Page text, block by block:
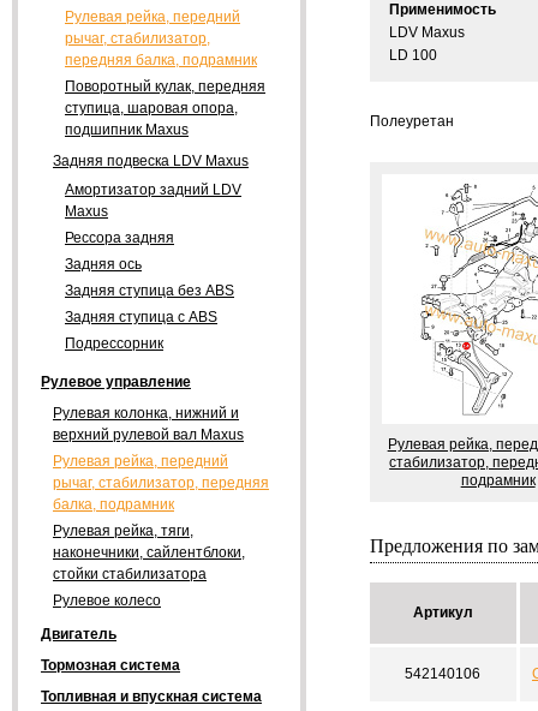
Применимость
LDV Maxus
LD 100
Полеуретан
Рулевая рейка,
стабилизатор,
подрамник
Предложения по
Артикул
542140106
Рулевая рейка, передний
рычаг, стабилизатор,
передняя балка, подрамник
Поворотный кулак, передняя
ступица, шаровая опора,
подшипник Maxus
Задняя подвеска LDV Maxus
Амортизатор задний LDV
Maxus
Рессора задняя
Задняя ось
Задняя ступица без ABS
Задняя ступица с ABS
Подрессорник
Рулевое управление
Рулевая колонка, нижний и
верхний рулевой вал Maxus
Рулевая рейка, передний
рычаг, стабилизатор, передняя
балка, подрамник
Рулевая рейка, тяги,
наконечники, сайлентблоки,
стойки стабилизатора
Рулевое колесо
Двигатель
Тормозная система
Топливная и впускная система